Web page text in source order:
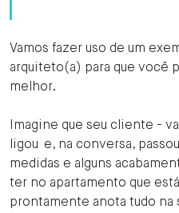
Vamos fazer uso de um
arquiteto(a) para que você
melhor.
Imagine que seu cliente -
ligou e, na conversa,
medidas e alguns
ter no apartamento que
prontamente anota tudo na